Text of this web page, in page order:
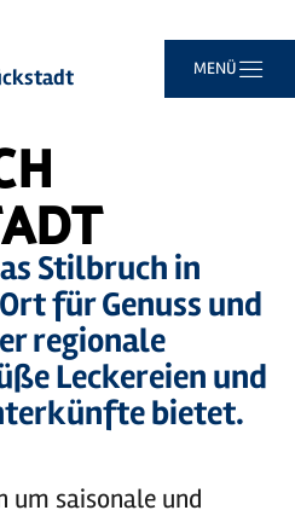
Hauptinhalt
Suche
Navigation
Footer
MENÜ
Stilbruch in
für Genuss und
regionale
Leckereien und
bietet.
um saisonale und